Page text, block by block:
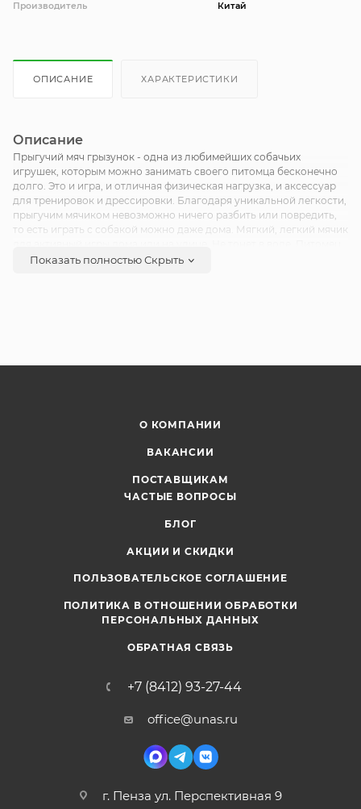
Производитель Китай
ОПИСАНИЕ ХАРАКТЕРИСТИКИ
Описание
Прыгучий мяч грызунок - одна из любимейших собачьих
игрушек, которым можно занимать своего питомца бесконечно
долго. Это и игра, и отличная физическая нагрузка, и аксесcуар
для тренировок и дрессировки. Благодаря уникальной легкости,
прыгучим мячиком невозможно ничего разбить или повредить,
то есть играть с собакой можно даже дома. Мягкий, легкий мячик
по достоинству оценит прекрасную прыгучесть игрушки.
Показать полностьюСкрыть
О КОМПАНИИ
ВАКАНСИИ
ПОСТАВЩИКАМ
ЧАСТЫЕ ВОПРОСЫ
БЛОГ
АКЦИИ И СКИДКИ
ПОЛЬЗОВАТЕЛЬСКОЕ СОГЛАШЕНИЕ
ПОЛИТИКА В ОТНОШЕНИИ ОБРАБОТКИ
ПЕРСОНАЛЬНЫХ ДАННЫХ
ОБРАТНАЯ СВЯЗЬ
+7 (8412) 93-27-44
office@unas.ru
г. Пенза ул. Перспективная 9